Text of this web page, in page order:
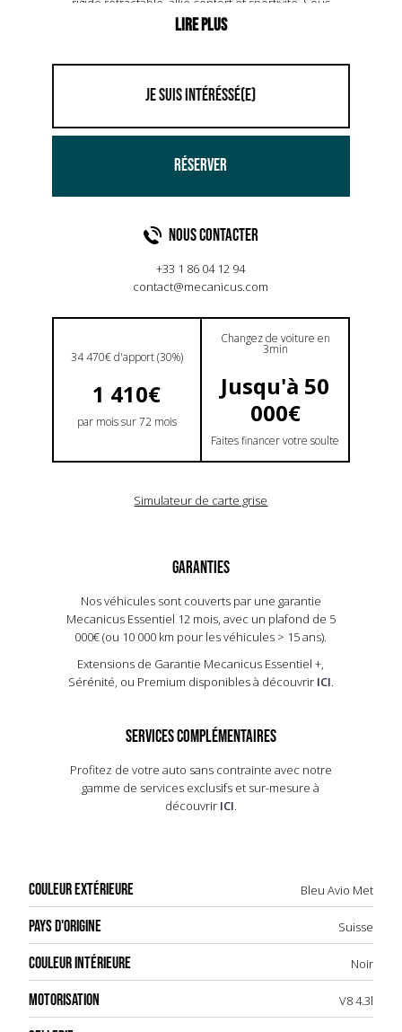
COULEUR EXTÉRIEURE Bleu Avio Met
PAYS D'ORIGINE Suisse
COULEUR INTÉRIEURE Noir
MOTORISATION V8 4.3l
le capot, un moteur V8 de 4,3 litres délivre 460
rapports, offrant des changements de vitesse
310 km/h, elle reste fidèle à l'héritage Ferrari. Son
aérodynamisme. La California 2011 marque une
combinant innovation technologique et tradition
JE SUIS INTÉRÉSSÉ(E)
RÉSERVER
NOUS CONTACTER
+33 1 86 04 12 94
contact@mecanicus.com
34 470€ d'apport (30%)
1 410€
par mois sur 72 mois
Changez de voiture en
3min
Jusqu'à 50
000€
Faites financer votre soulte
Simulateur de carte grise
GARANTIES
Nos véhicules sont couverts par une garantie
Mecanicus Essentiel 12 mois, avec un plafond de 5
000€ (ou 10 000 km pour les véhicules > 15 ans).​
Extensions de Garantie Mecanicus Essentiel +,
Sérénité, ou Premium disponibles à découvrir ICI
SERVICES COMPLÉMENTAIRES
Profitez de votre auto sans contrainte avec notre
gamme de services exclusifs et sur-mesure à
découvrir ICI